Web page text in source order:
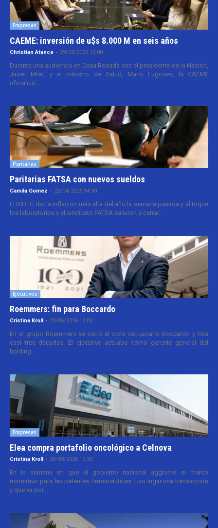
Empresas
CAEME: inversión de u$s 8.000 M en seis años
Christian Atance - 29/05/2026 15:00
Durante una audiencia en Casa Rosada con el presidente de la Nación,
Javier Milei, y el ministro de Salud, Mario Lugones, la CAEME
oficializó...
Paritarias
Paritarias FATSA con nuevos sueldos
Camila Gomez - 22/04/2026 14:30
El INDEC dio la inflación más alta del año la semana pasada y al toque
los laboratorios y el sindicato FATSA salieron a cerrar...
Ejecutivos
Roemmers: fin para Boccardo
Cristina Kroll - 20/05/2026 13:00
En el grupo Roemmers se cerró el ciclo de Luciano Boccardo y tras
casi tres décadas. El ejecutivo actuaba como gerente general del
holding...
Empresas
Elea compra portafolio oncológico a Celnova
Cristina Kroll - 20/03/2026 10:30
En la semana en que el gobierno nacional aggiornó el marco
normativo para las patentes farmacéuticas tuvo lugar una transacción
y que va por...